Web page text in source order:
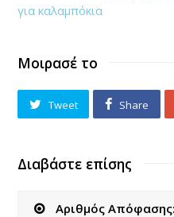
για καλαμπόκια
Μοιρασέ το
Tweet Share
Διαβάστε επίσης
Αριθμός